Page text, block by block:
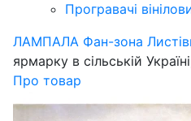
Програвачі
ЛАМПАЛА Фан-зона
ярмарку в cільській
Про товар